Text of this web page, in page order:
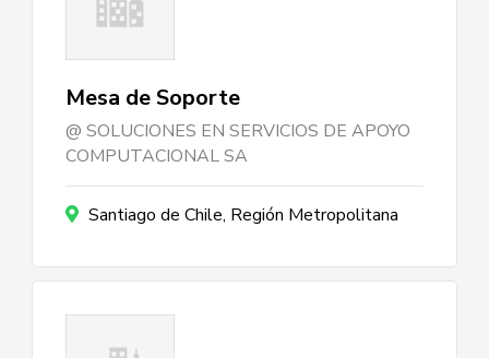
Mesa de Soporte
SOLUCIONES EN SERVICIOS DE APOYO
COMPUTACIONAL SA
Santiago de Chile, Región Metropolitana